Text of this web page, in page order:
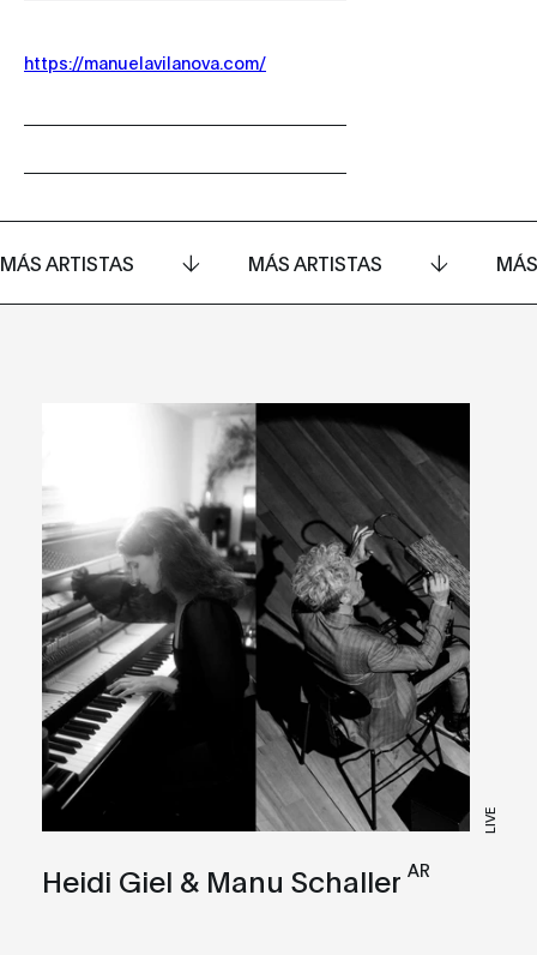
https://manuelavilanova.com/
MÁS ARTISTAS MÁS ARTISTAS
LIVE
Heidi Giel & Manu Schaller AR